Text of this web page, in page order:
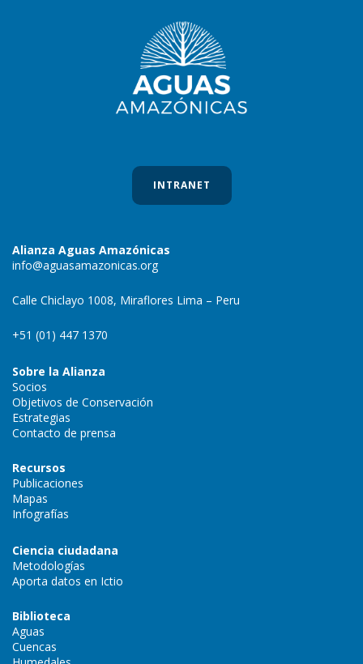
INTRANET
Alianza Aguas Amazónicas
info@aguasamazonicas.org
Calle Chiclayo 1008, Miraflores Lima – Peru
+51 (01) 447 1370
Sobre la Alianza
Socios
Objetivos de Conservación
Estrategias
Contacto de prensa
Recursos
Publicaciones
Mapas
Infografías
Ciencia ciudadana
Metodologías
Aporta datos en Ictio
Biblioteca
Aguas
Cuencas